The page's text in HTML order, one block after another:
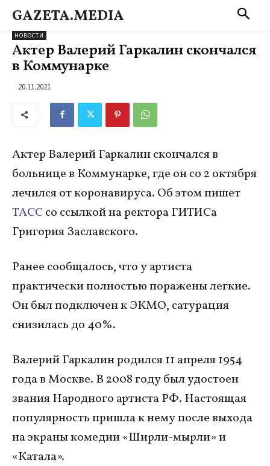
GAZETA.MEDIA
НОВОСТИ
Актер Валерий Гаркалин скончался
в Коммунарке
20.11.2021
Актер Валерий Гаркалин скончался в
больнице в Коммунарке, где он со 2 октября
лечился от коронавируса. Об этом пишет
ТАССсо ссылкой на ректора ГИТИСа
Григория Заславского.
Ранее сообщалось, что у артиста
практически полностью поражены легкие.
Он был подключен к ЭКМО, сатурация
снизилась до 40%.
Валерий Гаркалин родился 11 апреля 1954
года в Москве. В 2008 году был удостоен
звания Народного артиста РФ. Настоящая
популярность пришла к нему после выхода
на экраны комедии «Ширли-мырли» и
«Катала».